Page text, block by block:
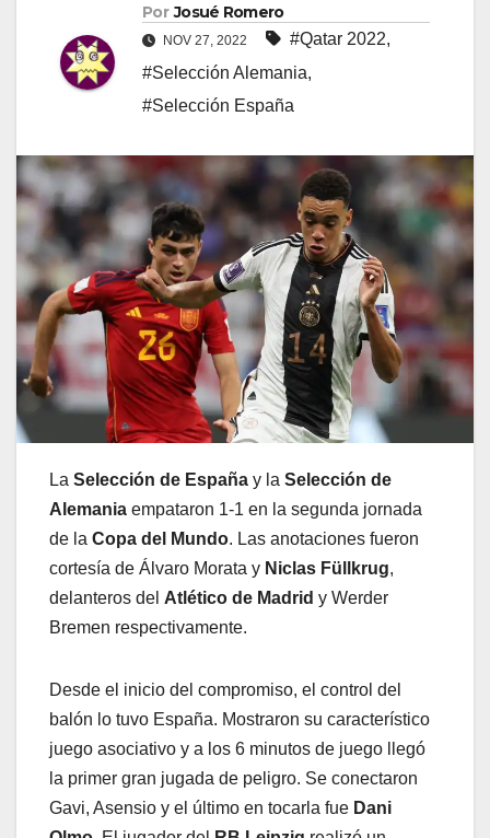
Por Josué Romero
NOV 27, 2022 #Qatar 2022,
#Selección Alemania,
#Selección España
La Selección de España y la Selección de
Alemania empataron 1-1 en la segunda jornada
de la Copa del Mundo. Las anotaciones fueron
cortesía de Álvaro Morata y Niclas Füllkrug,
delanteros del Atlético de Madrid y Werder
Bremen respectivamente.
Desde el inicio del compromiso, el control del
balón lo tuvo España. Mostraron su característico
juego asociativo y a los 6 minutos de juego llegó
la primer gran jugada de peligro. Se conectaron
Gavi, Asensio y el último en tocarla fue Dani